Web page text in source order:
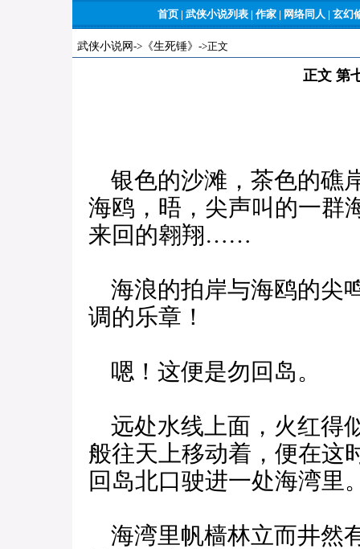
首页 | 武侠小说列表 | 作家 | 网络同人 | 玄幻
武侠小说网 -> 《生死锤》 ->正文
正文 第
银色的沙滩，茶色的礁
海鸥，晤，尖声叫的一群
来回的翱翔……
海浪的拍岸与海鸥的尖
调的乐章！
嗯！这便是勿回岛。
远处水线上面，火红得
般往天上移动着，便在这
回岛北口驶进一处海湾里
海湾里帆樯林立而井然